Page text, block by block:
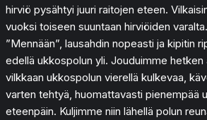
hirviö pysähtyi juuri raitojen eteen.
vuoksi toiseen suuntaan hirviöiden varalta.
”Mennään”, lausahdin nopeasti ja kipitin
edellä ukkospolun yli. Jouduimme hetken
vilkkaan ukkospolun vierellä kulkevaa,
varten tehtyä, huomattavasti pienempää
eteenpäin. Kuljimme niin lähellä polun